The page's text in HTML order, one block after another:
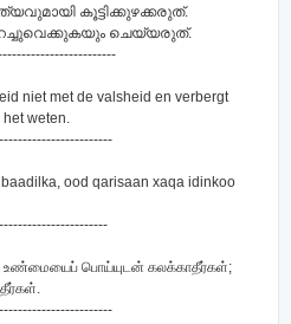
കൂട്ടിക്കുഴക്കരുത്‌.
ചെയ്യരുത്‌.
niet met de valsheid en verbergt
het weten.
baadilka, ood qarisaan xaqa idinkoo
உண்மையைப் பொய்யுடன் கலக்காதீர்கள்;